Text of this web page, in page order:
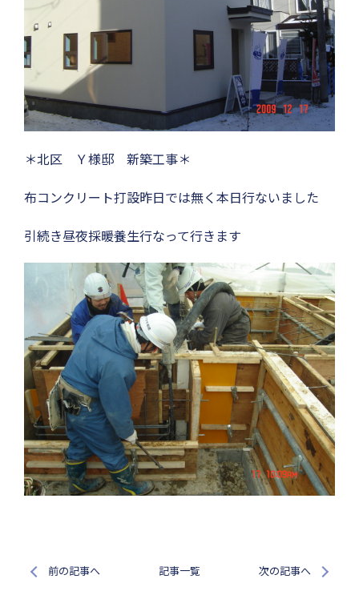
＊北区 Ｙ様邸 新築工事＊
布コンクリート打設昨日では無く本日行ないました
引続き昼夜採暖養生行なって行きます
前の記事へ 記事一覧 次の記事へ